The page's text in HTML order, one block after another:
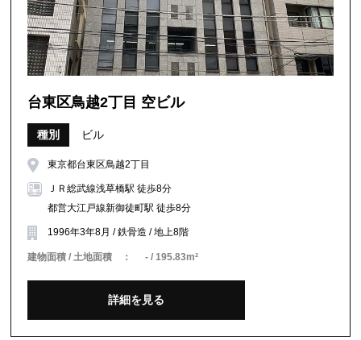
台東区鳥越2丁目 空ビル
種別 ビル
東京都台東区鳥越2丁目
ＪＲ総武線浅草橋駅 徒歩8分
都営大江戸線新御徒町駅 徒歩8分
1996年3年8月 / 鉄骨造 / 地上8階
建物面積 / 土地面積 ： - / 195.83m²
詳細を見る